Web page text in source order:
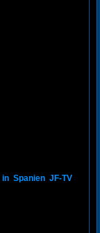
Spanien JF-TV